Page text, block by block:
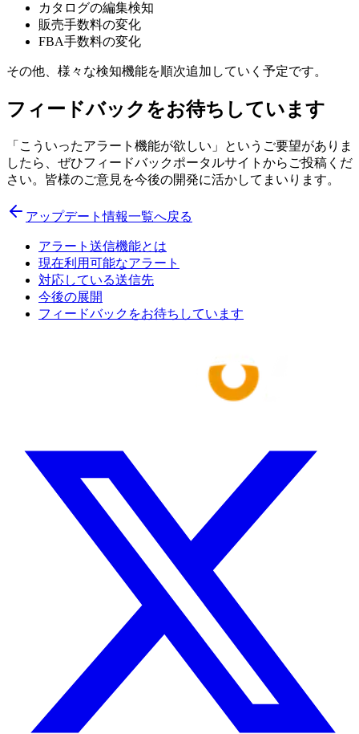
カタログの編集検知
販売手数料の変化
FBA手数料の変化
その他、様々な検知機能を順次追加していく予定です。
フィードバックをお待ちしています
「こういったアラート機能が欲しい」というご要望がありま
したら、ぜひフィードバックポータルサイトからご投稿くだ
さい。皆様のご意見を今後の開発に活かしてまいります。
アップデート情報一覧へ戻る
アラート送信機能とは
現在利用可能なアラート
対応している送信先
今後の展開
フィードバックをお待ちしています